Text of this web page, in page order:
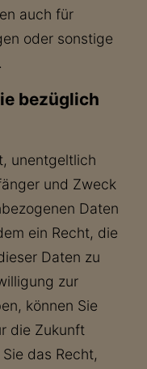
auch für
oder sonstige
bezüglich
unentgeltlich
und Zweck
Daten
ein Recht, die
Daten zu
zur
können Sie
die Zukunft
das Recht,